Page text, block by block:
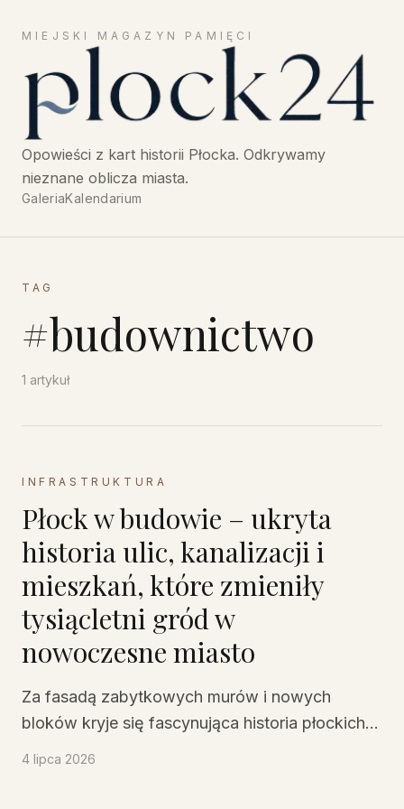
Płock24 — Opowieści z historii Płocka, miejski
MIEJSKI MAGAZYN PAMIĘCI
Opowieści z kart historii Płocka. Odkrywamy
nieznane oblicza miasta.
GaleriaKalendarium
TAG
#budownictwo
1 artykuł
INFRASTRUKTURA
Płock w budowie – ukryta
historia ulic, kanalizacji i
mieszkań, które zmieniły
tysiącletni gród w
nowoczesne miasto
Za fasadą zabytkowych murów i nowych
bloków kryje się fascynująca historia płockich
4 lipca 2026